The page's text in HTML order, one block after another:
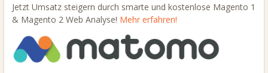
Jetzt Umsatz steigern durch smarte und kostenlose Magento 1
& Magento 2 Web Analyse! Mehr erfahren!